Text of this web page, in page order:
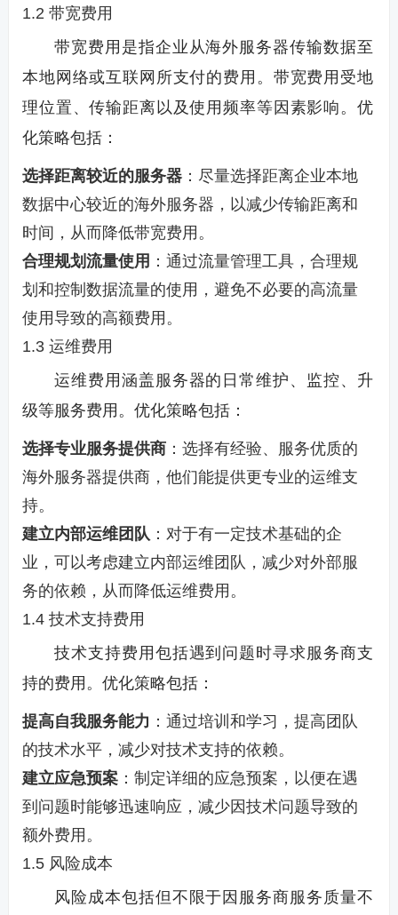
1.2 带宽费用
带宽费用是指企业从海外服务器传输数据至
本地网络或互联网所支付的费用。带宽费用受地
理位置、传输距离以及使用频率等因素影响。优
化策略包括：
选择距离较近的服务器：尽量选择距离企业本地
数据中心较近的海外服务器，以减少传输距离和
时间，从而降低带宽费用。
合理规划流量使用 ：通过流量管理工具，合理规
划和控制数据流量的使用，避免不必要的高流量
使用导致的高额费用。
1.3 运维费用
运维费用涵盖服务器的日常维护、监控、升
级等服务费用。优化策略包括：
选择专业服务提供商：选择有经验、服务优质的
海外服务器提供商，他们能提供更专业的运维支
持。
建立内部运维团队：对于有一定技术基础的企
业，可以考虑建立内部运维团队，减少对外部服
务的依赖，从而降低运维费用。
1.4 技术支持费用
技术支持费用包括遇到问题时寻求服务商支
持的费用。优化策略包括：
提高自我服务能力 ：通过培训和学习，提高团队
的技术水平，减少对技术支持的依赖。
建立应急预案：制定详细的应急预案，以便在遇
到问题时能够迅速响应，减少因技术问题导致的
额外费用。
1.5 风险成本
风险成本包括但不限于因服务商服务质量不